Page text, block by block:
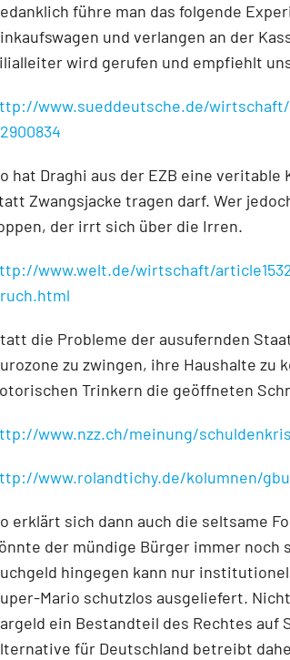
führe man das folgende
und verlangen an der
wird gerufen und empfiehlt
www.sueddeutsche.de/
hat Draghi aus der EZB eine
Zwangsjacke tragen darf. Wer
der irrt sich über die Irren.
www.welt.de/wirtschaft/
die Probleme der ausufernden
zu zwingen, ihre Haushalte
Trinkern die geöffneten
www.nzz.ch/meinung/
www.rolandtichy.de/kolumnen/
erklärt sich dann auch die seltsame
der mündige Bürger immer
hingegen kann nur
Mario schutzlos ausgeliefert.
ein Bestandteil des Rechtes
für Deutschland betreibt